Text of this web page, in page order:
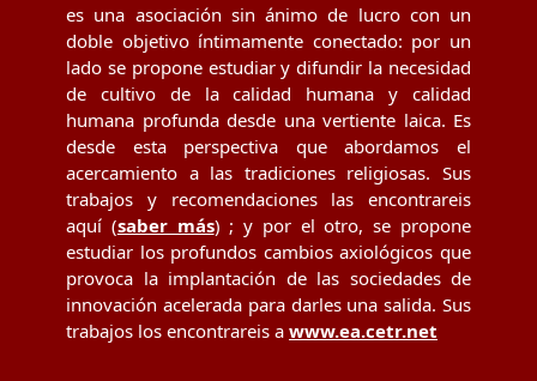
es una asociación sin ánimo de lucro con un
doble objetivo íntimamente conectado: por un
lado se propone estudiar y difundir la necesidad
de cultivo de la calidad humana y calidad
humana profunda desde una vertiente laica. Es
desde esta perspectiva que abordamos el
acercamiento a las tradiciones religiosas. Sus
trabajos y recomendaciones las encontrareis
aquí (saber más) ; y por el otro, se propone
estudiar los profundos cambios axiológicos que
provoca la implantación de las sociedades de
innovación acelerada para darles una salida. Sus
trabajos los encontrareis a www.ea.cetr.net